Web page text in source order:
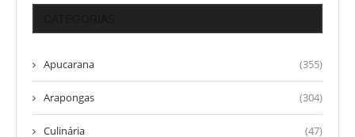
Apucarana (355)
Arapongas (304)
Culinária (47)